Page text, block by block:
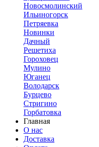
Новосмолинский
Ильиногорск
Петряевка
Новинки
Дачный
Решетиха
Гороховец
Мулино
Юганец
Володарск
Бурцево
Стригино
Горбатовка
Главная
О нас
Доставка